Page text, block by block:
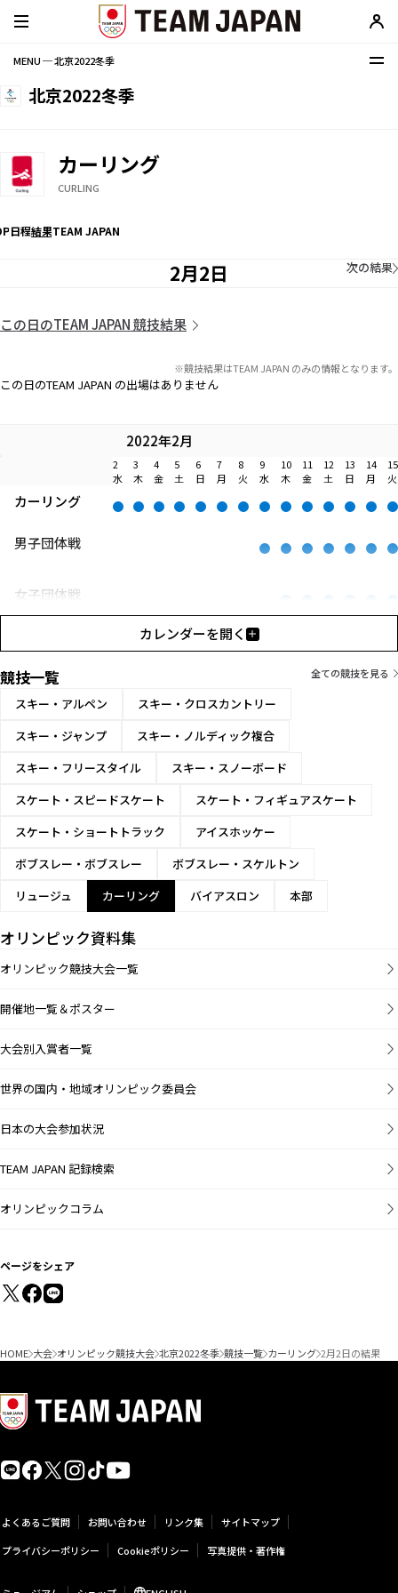
MENU ─ 北京2022冬季
北京2022冬季
カーリング
CURLING
日程結果TEAM JAPAN
2月2日 次の結果
この日のTEAM JAPAN 競技結果
※競技結果はTEAM JAPAN のみの情報となります。
この日のTEAM JAPAN の出場はありません
2022年2月
2 3 4 5 6 7 8 9 10 11 12 13 14
15
水
木 金 土 日 月 火 水 木 金 土 日 月 火
カーリング
男子団体戦
女子団体戦
カレンダーを開く
競技一覧 全ての競技を見る
スキー・アルペン
スキー・クロスカントリー
スキー・ジャンプ
スキー・ノルディック複合
スキー・フリースタイル
スキー・スノーボード
スケート・スピードスケート
スケート・フィギュアスケート
スケート・ショートトラック
アイスホッケー
ボブスレー・ボブスレー
ボブスレー・スケルトン
リュージュ
カーリング バイアスロン 本部
オリンピック資料集
オリンピック競技大会一覧
開催地一覧＆ポスター
大会別入賞者一覧
世界の国内・地域オリンピック委員会
日本の大会参加状況
TEAM JAPAN 記録検索
オリンピックコラム
ページをシェア
HOME 大会 オリンピック競技大会 北京2022冬季 競技一覧 カーリング 2月2日の結果
よくあるご質問 お問い合わせ リンク集
サイトマップ
プライバシーポリシー
Cookieポリシー 写真提供・著作権